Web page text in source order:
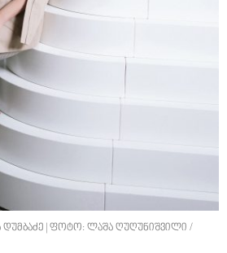
დუმბაძე | ფოტო: ლაშა ღუღუნიშვილი /